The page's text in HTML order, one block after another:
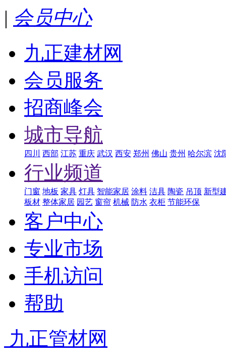
| 会员中心
九正建材网
会员服务
招商峰会
城市导航
四川 西部 江苏 重庆 武汉 西安 郑州 佛山 贵州 哈尔滨 沈
行业频道
门窗 地板 家具 灯具 智能家居 涂料 洁具 陶瓷 吊顶 新型
板材 整体家居 园艺 窗帘 机械 防水 衣柜 节能环保
客户中心
专业市场
手机访问
帮助
九正管材网